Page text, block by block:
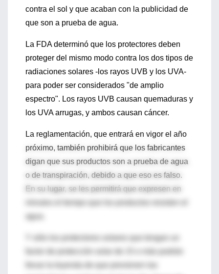
contra el sol y que acaban con la publicidad de
que son a prueba de agua.
La FDA determinó que los protectores deben
proteger del mismo modo contra los dos tipos de
radiaciones solares -los rayos UVB y los UVA-
para poder ser considerados "de amplio
espectro". Los rayos UVB causan quemaduras y
los UVA arrugas, y ambos causan cáncer.
La reglamentación, que entrará en vigor el año
próximo, también prohibirá que los fabricantes
digan que sus productos son a prueba de agua
o de transpiración, debido a que eso es falso.
En su lugar, se les permitirá que expresen en
minutos el tiempo que los productos resisten el
agua.
Y sólo los protectores solares que tengan un